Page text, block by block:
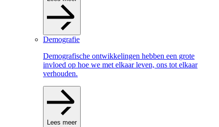
Demografie
Demografische ontwikkelingen hebben een grote
invloed op hoe we met elkaar leven, ons tot elkaar
verhouden.
Lees meer